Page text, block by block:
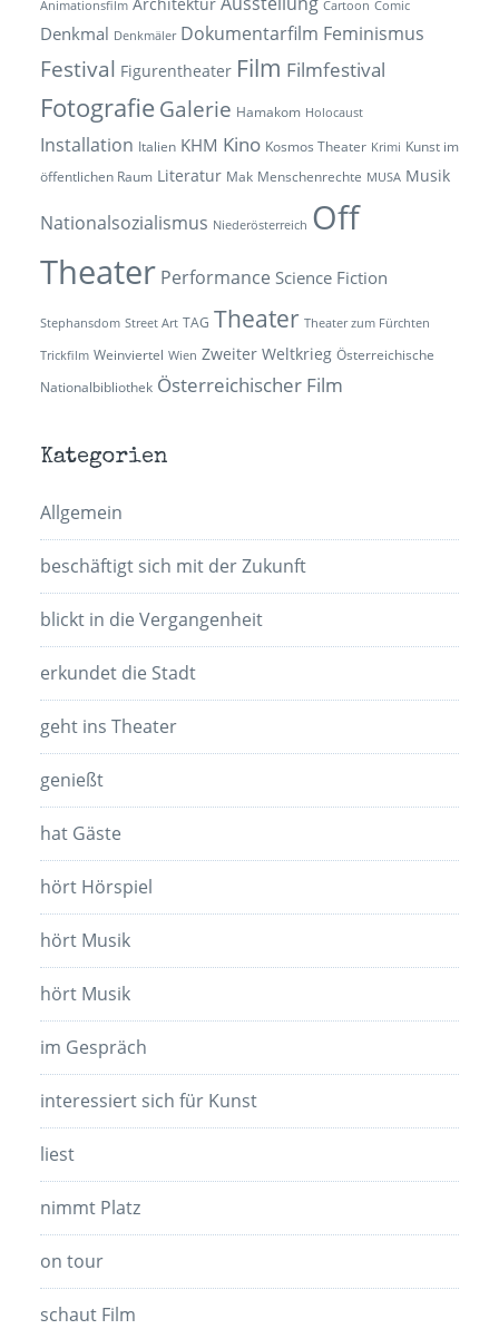
Animationsfilm Cartoon Comic
Denkmal Denkmäler Dokumentarfilm Feminismus
Festival Figurentheater Film Filmfestival
Fotografie Galerie Hamakom Holocaust
Installation Italien KHM Kino Kosmos Theater Krimi Kunst im
öffentlichen Raum Literatur Mak Menschenrechte MUSA Musik
Nationalsozialismus Niederösterreich Off
Theater Performance Science Fiction
Stephansdom Street Art TAG Theater Theater zum Fürchten
Trickfilm Weinviertel Wien Zweiter Weltkrieg Österreichische
Nationalbibliothek Österreichischer Film
Kategorien
Allgemein
beschäftigt sich mit der Zukunft
blickt in die Vergangenheit
erkundet die Stadt
geht ins Theater
genießt
hat Gäste
hört Hörspiel
hört Musik
hört Musik
im Gespräch
interessiert sich für Kunst
liest
nimmt Platz
on tour
schaut Film